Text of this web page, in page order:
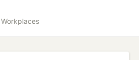
Workplaces